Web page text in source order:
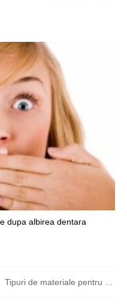
dupa albirea dentara